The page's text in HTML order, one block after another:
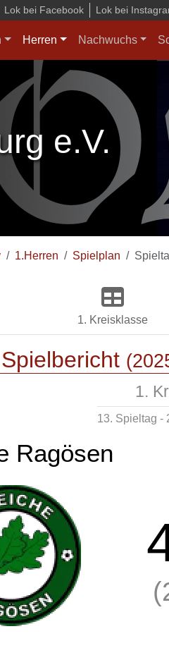
Lok bei Facebook Lok bei
Herren Nachwuchs
e.V.
1.Herren Spielplan
1. Kreisklasse
Spielbericht
1.
13. Spieltag -
Ragösen